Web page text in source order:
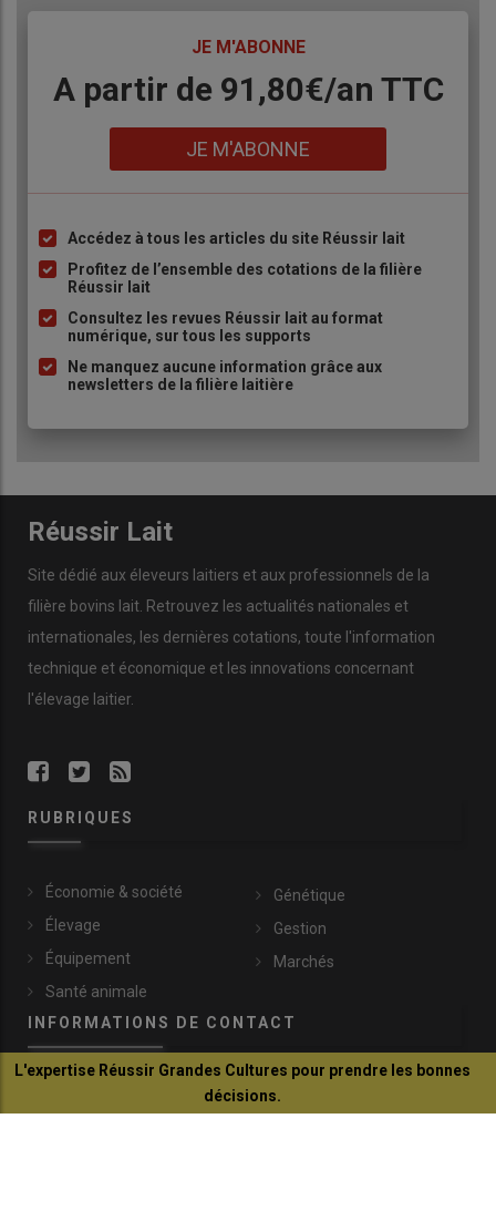
JE M'ABONNE
Body
A partir de 91,80€/an​ TTC
JE M'ABONNE
Liste
à
puce
Accédez à tous les articles du site Réussir lait
Profitez de l’ensemble des cotations de la filière
Réussir lait
Consultez les revues Réussir lait au format
numérique, sur tous les supports
Ne manquez aucune information grâce aux
newsletters de la filière laitière
Réussir Lait
Site dédié aux éleveurs laitiers et aux professionnels de la
filière bovins lait. Retrouvez les actualités nationales et
internationales, les dernières cotations, toute l'information
technique et économique et les innovations concernant
l'élevage laitier.
RUBRIQUES
Économie & société
Élevage
Équipement
Santé animale
Génétique
Gestion
Marchés
INFORMATIONS DE CONTACT
communication@reussir.fr
L'expertise Réussir Grandes Cultures pour prendre les bonnes
décisions.